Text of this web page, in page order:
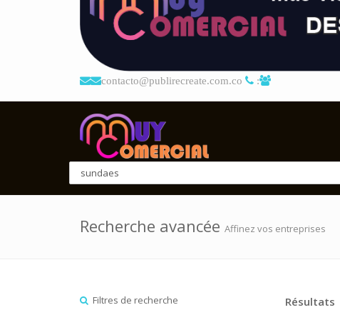
contacto@publirecreate.com.co :
Recherche avancée Affinez vos entreprises
Filtres de recherche Résultats